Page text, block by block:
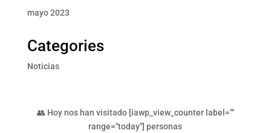
mayo 2023
Categories
Noticias
👥 Hoy nos han visitado [iawp_view_counter label=""
range="today"] personas